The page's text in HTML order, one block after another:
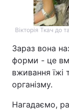
Вікторія Ткач до
Зараз вона
форми - це
вживання їжі
організму.
Нагадаємо,